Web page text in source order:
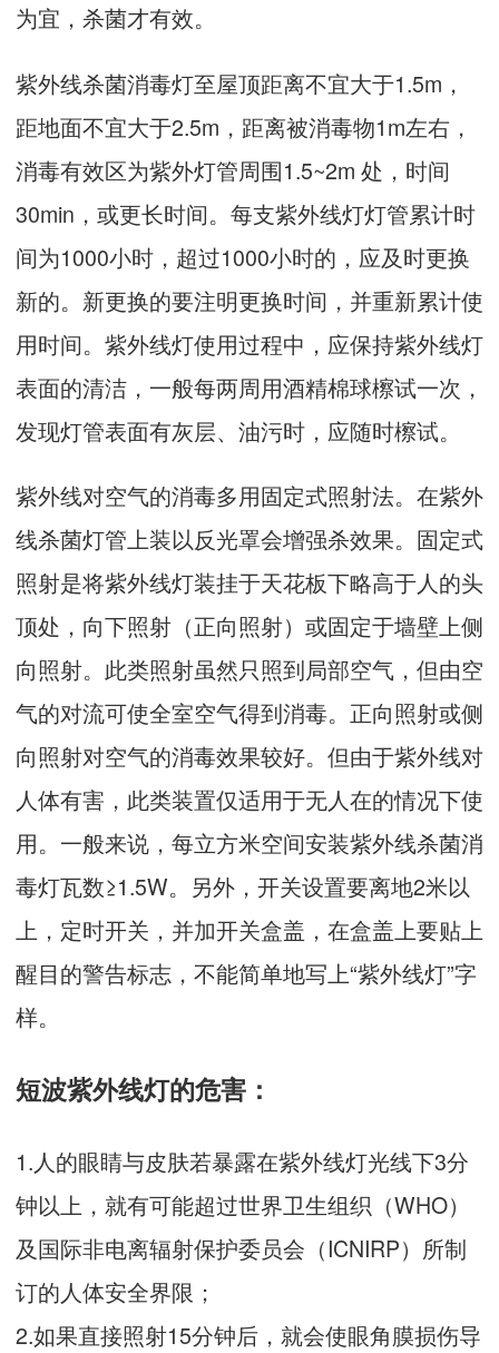
为宜，杀菌才有效。
紫外线杀菌消毒灯至屋顶距离不宜大于1.5m，
距地面不宜大于2.5m，距离被消毒物1m左右，
消毒有效区为紫外灯管周围1.5~2m 处，时间
30min，或更长时间。每支紫外线灯灯管累计时
间为1000小时，超过1000小时的，应及时更换
新的。新更换的要注明更换时间，并重新累计使
用时间。紫外线灯使用过程中，应保持紫外线灯
表面的清洁，一般每两周用酒精棉球檫试一次，
发现灯管表面有灰层、油污时，应随时檫试。
紫外线对空气的消毒多用固定式照射法。在紫外
线杀菌灯管上装以反光罩会增强杀效果。固定式
照射是将紫外线灯装挂于天花板下略高于人的头
顶处，向下照射（正向照射）或固定于墙壁上侧
向照射。此类照射虽然只照到局部空气，但由空
气的对流可使全室空气得到消毒。正向照射或侧
向照射对空气的消毒效果较好。但由于紫外线对
人体有害，此类装置仅适用于无人在的情况下使
用。一般来说，每立方米空间安装紫外线杀菌消
毒灯瓦数≥1.5W。另外，开关设置要离地2米以
上，定时开关，并加开关盒盖，在盒盖上要贴上
醒目的警告标志，不能简单地写上“紫外线灯”字
样。
短波紫外线灯的危害：
1.人的眼睛与皮肤若暴露在紫外线灯光线下3分
钟以上，就有可能超过世界卫生组织（WHO）
及国际非电离辐射保护委员会（ICNIRP）所制
订的人体安全界限；
2.如果直接照射15分钟后，就会使眼角膜损伤导